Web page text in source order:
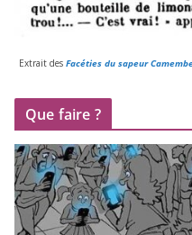
Extrait desFacéties du sapeur
Que faire ?